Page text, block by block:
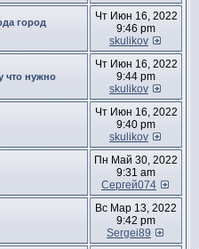
город
Чт Июн 16, 2022
9:46 pm
skulikov
что нужно
Чт Июн 16, 2022
9:44 pm
skulikov
Чт Июн 16, 2022
9:40 pm
skulikov
Пн Май 30, 2022
9:31 am
Сергей074
Вс Мар 13, 2022
9:42 pm
Sergei89